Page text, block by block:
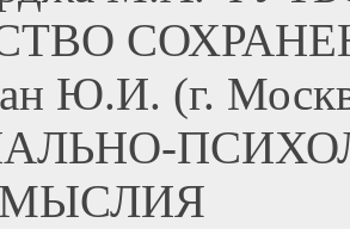
Ю.И. (г.